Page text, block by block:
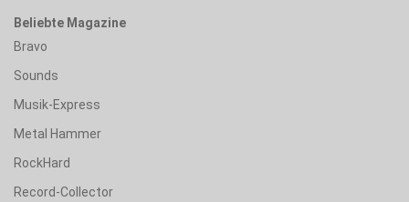
Beliebte Magazine
Bravo
Sounds
Musik-Express
Metal Hammer
RockHard
Record-Collector